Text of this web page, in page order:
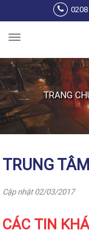
Nhảy đến nội dung
Bạn đang ở đây
TRANG
TRUNG
Cập nhật 02/03/2017
CÁC TIN